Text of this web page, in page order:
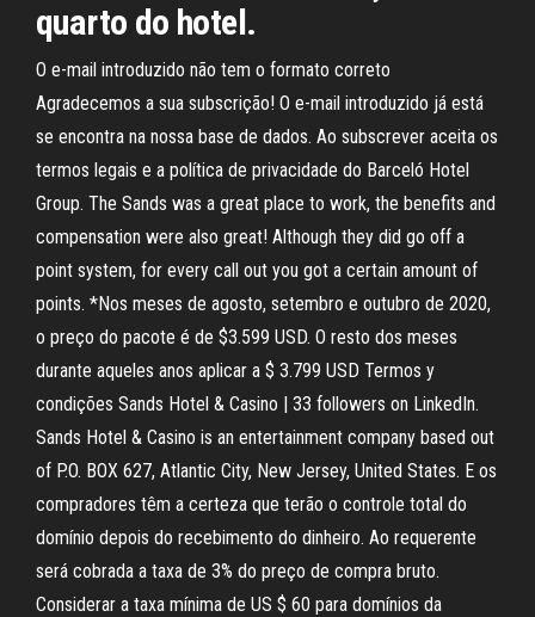
quarto do hotel.
O e-mail introduzido não tem o formato correto
Agradecemos a sua subscrição! O e-mail introduzido já está
se encontra na nossa base de dados. Ao subscrever aceita os
termos legais e a política de privacidade do Barceló Hotel
Group. The Sands was a great place to work, the benefits and
compensation were also great! Although they did go off a
point system, for every call out you got a certain amount of
points. *Nos meses de agosto, setembro e outubro de 2020,
o preço do pacote é de $3.599 USD. O resto dos meses
durante aqueles anos aplicar a $ 3.799 USD Termos y
condições Sands Hotel & Casino | 33 followers on LinkedIn.
Sands Hotel & Casino is an entertainment company based out
of P.O. BOX 627, Atlantic City, New Jersey, United States. E os
compradores têm a certeza que terão o controle total do
domínio depois do recebimento do dinheiro. Ao requerente
será cobrada a taxa de 3% do preço de compra bruto.
Considerar a taxa mínima de US $ 60 para domínios da